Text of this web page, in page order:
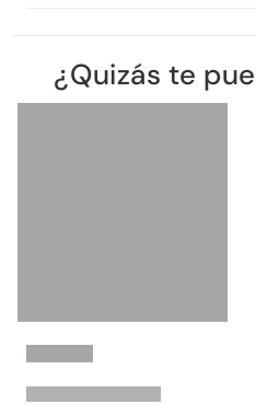
¿Quizás te